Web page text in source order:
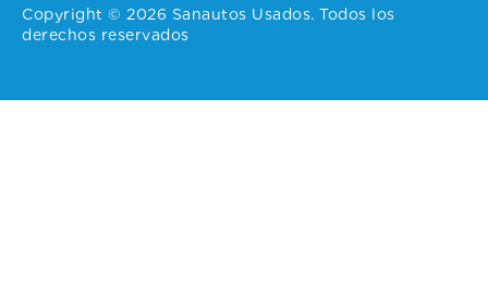
Copyright © 2026 Sanautos Usados. Todos los
derechos reservados